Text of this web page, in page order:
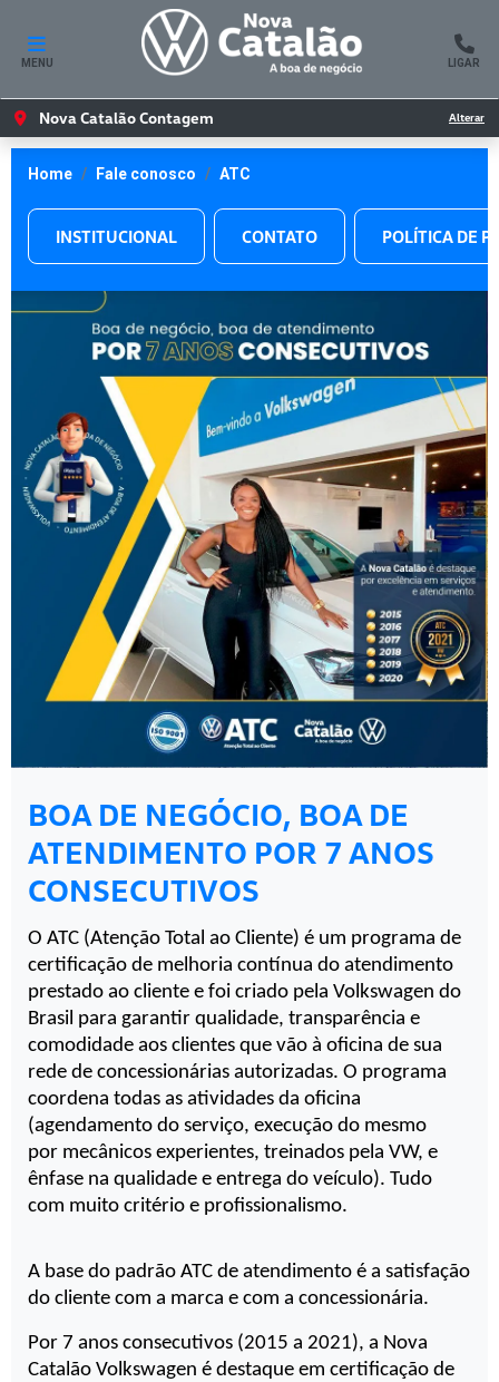
MENU LIGAR
Nova Catalão Contagem Alterar
Home Fale conosco ATC
INSTITUCIONAL CONTATO POLÍTICA DE
BOA DE NEGÓCIO, BOA DE
ATENDIMENTO POR 7 ANOS
CONSECUTIVOS
O ATC (Atenção Total ao Cliente) é um programa de
certificação de melhoria contínua do atendimento
prestado ao cliente e foi criado pela Volkswagen do
Brasil para garantir qualidade, transparência e
comodidade aos clientes que vão à oficina de sua
rede de concessionárias autorizadas. O programa
coordena todas as atividades da oficina
(agendamento do serviço, execução do mesmo
por mecânicos experientes, treinados pela VW, e
ênfase na qualidade e entrega do veículo). Tudo
com muito critério e profissionalismo.
A base do padrão ATC de atendimento é a satisfação
do cliente com a marca e com a concessionária.
Por 7 anos consecutivos (2015 a 2021), a Nova
Catalão Volkswagen é destaque em certificação de